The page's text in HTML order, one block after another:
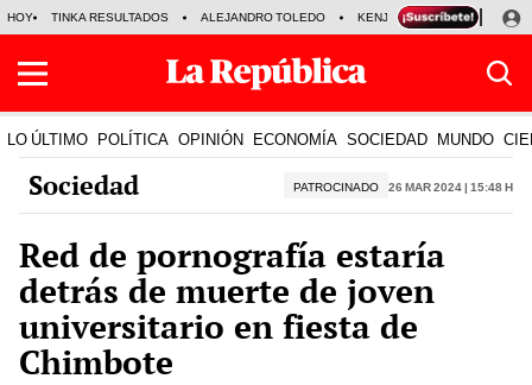
HOY TINKA RESULTADOS ALEJANDRO TOLEDO KENJI FUJIMORI
LO ÚLTIMO POLÍTICA OPINIÓN ECONOMÍA SOCIEDAD MUNDO
Sociedad PATROCINADO 26 Mar 2024 | 15:48 h
Red de pornografía estaría
detrás de muerte de joven
universitario en fiesta de
Chimbote